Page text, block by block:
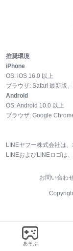
推奨環境
iPhone
OS: iOS 16.0 以上
ブラウザ: Safari 最新版
Android
OS:Android 10.0 以上
ブラウザ: Google
LINEヤフー株式会社は
LINEおよびLINEロゴは
お問い合わ
あそぶ